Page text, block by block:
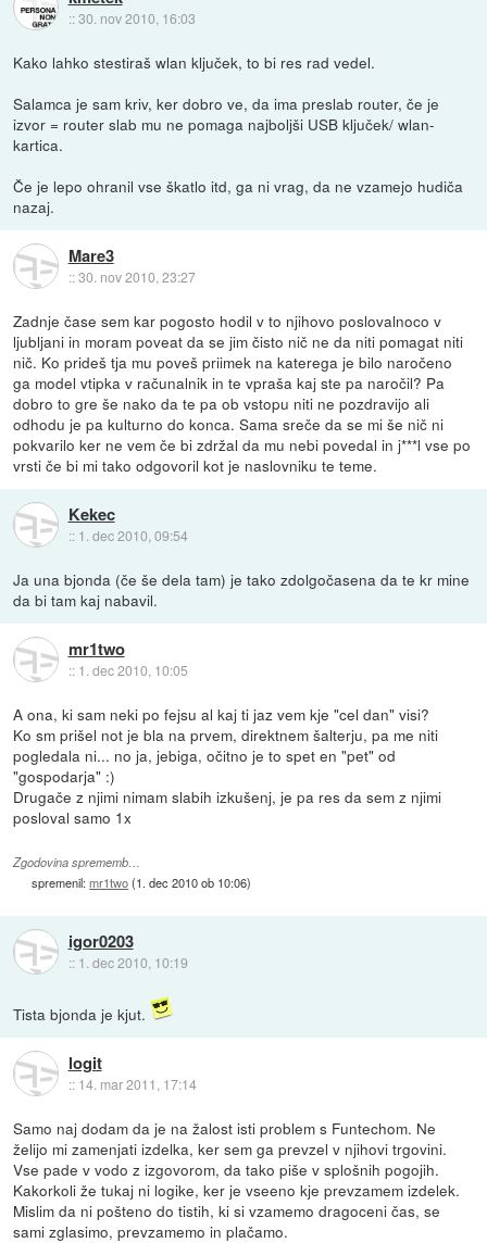
::30. nov 2010, 16:03
Kako lahko stestiraš wlan ključek, to bi res rad vedel.
Salamca je sam kriv, ker dobro ve, da ima preslab router, če je
izvor = router slab mu ne pomaga najboljši USB ključek/ wlan-
kartica.
Če je lepo ohranil vse škatlo itd, ga ni vrag, da ne vzamejo hudiča
nazaj.
Mare3
::30. nov 2010, 23:27
Zadnje čase sem kar pogosto hodil v to njihovo poslovalnoco v
ljubljani in moram poveat da se jim čisto nič ne da niti pomagat niti
nič. Ko prideš tja mu poveš priimek na katerega je bilo naročeno
ga model vtipka v računalnik in te vpraša kaj ste pa naročil? Pa
dobro to gre še nako da te pa ob vstopu niti ne pozdravijo ali
odhodu je pa kulturno do konca. Sama sreče da se mi še nič ni
pokvarilo ker ne vem če bi zdržal da mu nebi povedal in j***l vse po
vrsti če bi mi tako odgovoril kot je naslovniku te teme.
Kekec
:: 1. dec 2010, 09:54
Ja una bjonda (če še dela tam) je tako zdolgočasena da te kr mine
da bi tam kaj nabavil.
mr1two
:: 1. dec 2010, 10:05
A ona, ki sam neki po fejsu al kaj ti jaz vem kje "cel dan" visi?
Ko sm prišel not je bla na prvem, direktnem šalterju, pa me niti
pogledala ni... no ja, jebiga, očitno je to spet en "pet" od
"gospodarja" :)
Drugače z njimi nimam slabih izkušenj, je pa res da sem z njimi
posloval samo 1x
Zgodovina sprememb…
spremenil:mr1two(1. dec 2010 ob 10:06)
igor0203
:: 1. dec 2010, 10:19
Tista bjonda je kjut.
logit
:: 14. mar 2011, 17:14
Samo naj dodam da je na žalost isti problem s Funtechom. Ne
želijo mi zamenjati izdelka, ker sem ga prevzel v njihovi trgovini.
Vse pade v vodo z izgovorom, da tako piše v splošnih pogojih.
Kakorkoli že tukaj ni logike, ker je vseeno kje prevzamem izdelek.
Mislim da ni pošteno do tistih, ki si vzamemo dragoceni čas, se
sami zglasimo, prevzamemo in plačamo.